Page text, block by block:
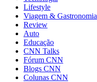
Lifestyle
Viagem & Gastronomia
Review
Auto
Educação
CNN Talks
Fórum CNN
Blogs CNN
Colunas CNN